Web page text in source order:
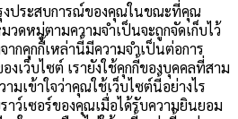
งประสบการณ์ของคุณในขณะที่คุณ
วดหมู่ตามความจำเป็นจะถูกจัดเก็บไว้
ากคุกกี้เหล่านี้มีความจำเป็นต่อการ
เว็บไซต์ เรายังใช้คุกกี้ของบุคคลที่สาม
มเข้าใจว่าคุณใช้เว็บไซต์นี้อย่างไร
าว์เซอร์ของคุณเมื่อได้รับความยินยอม